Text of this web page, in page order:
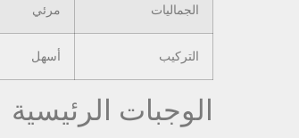
الجماليات مرئي
التركيب أسهل
الوجبات الرئيسية